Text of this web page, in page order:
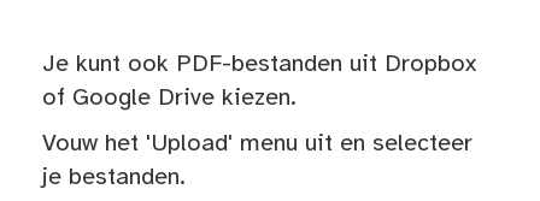
Je kunt ook PDF-bestanden uit Dropbox
of Google Drive kiezen.
Vouw het 'Upload' menu uit en selecteer
je bestanden.